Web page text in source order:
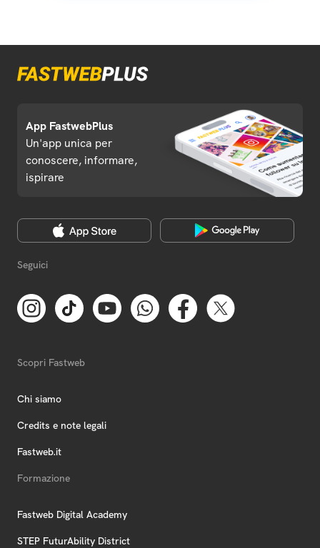
App FastwebPlus
Un'app unica per
conoscere, informare,
ispirare
Seguici
Scopri Fastweb
Chi siamo
Credits e note legali
Fastweb.it
Formazione
Fastweb Digital Academy
STEP FuturAbility District